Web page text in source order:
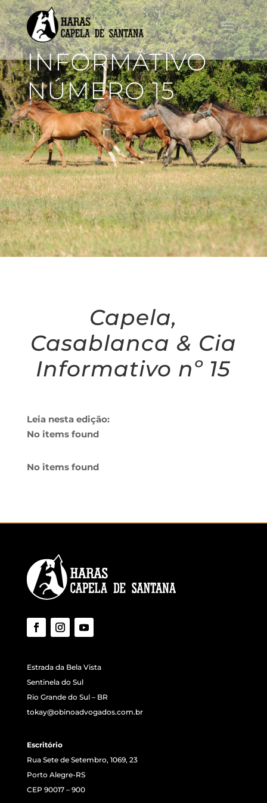
INFORMATIVO
NÚMERO 15
Capela,
Casablanca & Cia
Informativo nº 15
Leia nesta edição:
No items found
No items found
Estrada da Bela Vista
Sentinela do Sul
Rio Grande do Sul – BR
tokay@obinoadvogados.com.br
Escritório
Rua Sete de Setembro, 1069, 23
Porto Alegre-RS
CEP 90017 – 900